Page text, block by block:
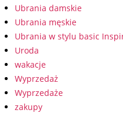
Ubrania damskie
Ubrania męskie
Ubrania w stylu basic
Uroda
wakacje
Wyprzedaż
Wyprzedaże
zakupy